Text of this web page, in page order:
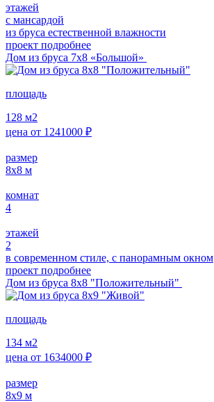
этажей
с мансардой
из бруса естественной влажности
проект подробнее
Дом из бруса 7х8 «Большой»
площадь
128 м2
цена от 1241000 ₽
размер
8х8 м
комнат
4
этажей
2
в современном стиле, с панорамным окном
проект подробнее
Дом из бруса 8х8 "Положительный"
площадь
134 м2
цена от 1634000 ₽
размер
8х9 м